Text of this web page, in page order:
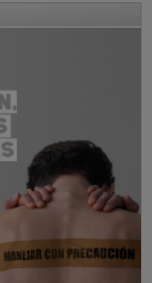
su creación en 2007 los
galardones se han
consolidado en el
start-ups de España y
un programa de
a las start-ups.